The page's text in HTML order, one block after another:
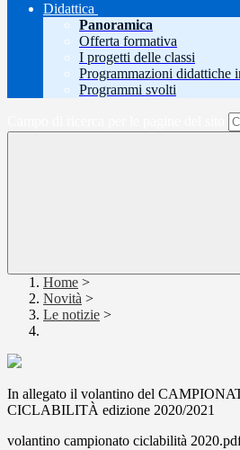
Didattica
Panoramica
Offerta formativa
I progetti delle classi
Programmazioni didattiche
Programmi svolti
Home >
Novità >
Le notizie >
In allegato il volantino del
CICLABILITÀ edizione 2020/2021
volantino campionato ciclabilità